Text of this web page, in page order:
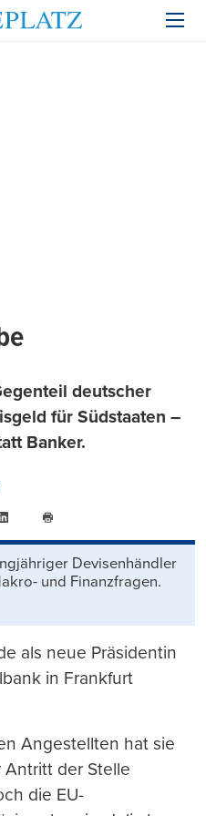
deutscher
für Südstaaten –
Banker.
LinkedIn
drucken
Devisenhändler
und Finanzfragen.
als neue Präsidentin
in Frankfurt
Angestellten hat sie
Antritt der Stelle
die EU-